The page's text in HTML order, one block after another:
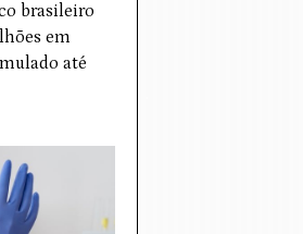
brasileiro
em
até